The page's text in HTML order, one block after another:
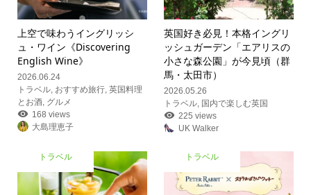
上空で味わうイングリッシ
ュ・ワイン《Discovering
English Wine》
2026.06.24
トラベル, おすすめ旅行, 英国料理
とお酒, グルメ
168 views
大島理恵子
英国好き必見！本格イングリ
ッシュガーデン「エアリスの
小さな森公園」が今見頃（群
馬・太田市）
2026.05.26
トラベル, 国内で楽しむ英国
225 views
UK Walker
トラベル トラベル